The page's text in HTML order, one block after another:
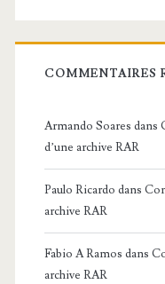
COMMENTAIRES
Armando Soares dans
d’une archive RAR
Paulo Ricardo dans
archive RAR
Fabio A Ramos dans
archive RAR